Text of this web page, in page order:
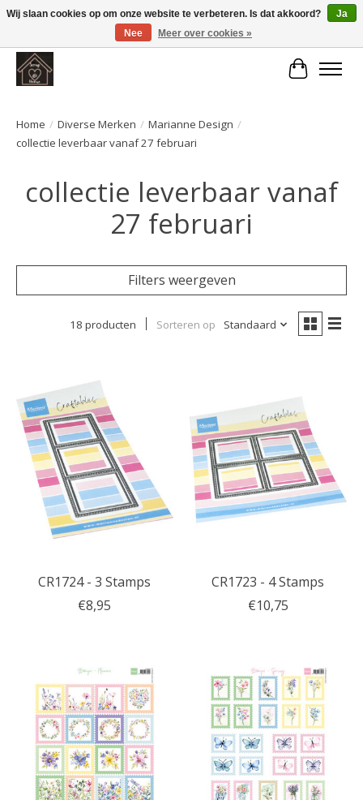
Large selection of products and fast shipping!
Home / Diverse Merken / Marianne Design /
collectie leverbaar vanaf 27 februari
collectie leverbaar vanaf
27 februari
Filters weergeven
18 producten Sorteren op Standaard
CR1724 - 3 Stamps
€8,95
CR1723 - 4 Stamps
€10,75
Wij slaan cookies op om onze website te verbeteren. Is dat akkoord?
Ja
Nee
Meer over cookies »